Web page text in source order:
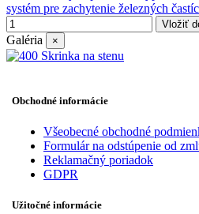
systém pre zachytenie železných
Vložiť
Galéria ×
Obchodné informácie
Všeobecné obchodné
Formulár na odstúpenie od
Reklamačný poriadok
GDPR
Užitočné informácie